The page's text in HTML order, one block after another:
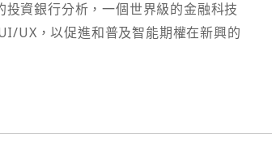
資銀行分析，一個世界級的金融科技
UX，以促進和普及智能期權在新興的